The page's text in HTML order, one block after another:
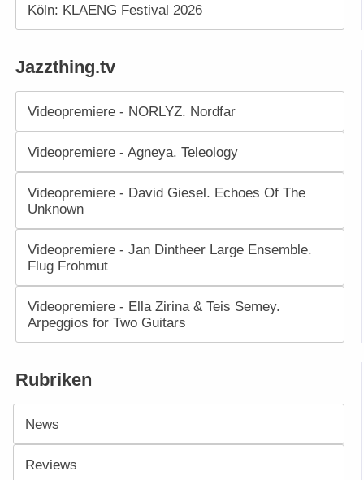
Köln: KLAENG Festival 2026
Jazzthing.tv
Videopremiere - NORLYZ. Nordfar
Videopremiere - Agneya. Teleology
Videopremiere - David Giesel. Echoes Of The
Unknown
Videopremiere - Jan Dintheer Large Ensemble.
Flug Frohmut
Videopremiere - Ella Zirina & Teis Semey.
Arpeggios for Two Guitars
Rubriken
News
Reviews